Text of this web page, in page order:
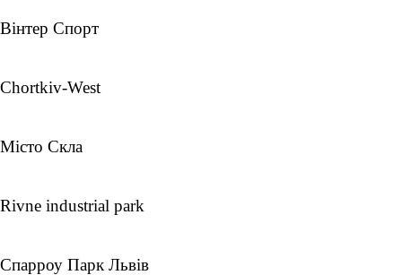
Вінтер Спорт
Chortkiv-West
Місто Скла
Rivne industrial park
Cпарроу Парк Львів